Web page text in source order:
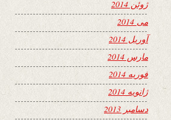
ژوئن 2014
می 2014
آوریل 2014
مارس 2014
فوریه 2014
ژانویه 2014
دسامبر 2013